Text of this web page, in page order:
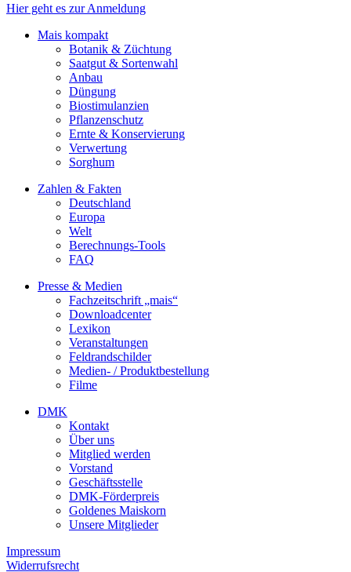
Hier geht es zur Anmeldung
Mais kompakt
Botanik & Züchtung
Saatgut & Sortenwahl
Anbau
Düngung
Biostimulanzien
Pflanzenschutz
Ernte & Konservierung
Verwertung
Sorghum
Zahlen & Fakten
Deutschland
Europa
Welt
Berechnungs-Tools
FAQ
Presse & Medien
Fachzeitschrift „mais“
Downloadcenter
Lexikon
Veranstaltungen
Feldrandschilder
Medien- / Produktbestellung
Filme
DMK
Kontakt
Über uns
Mitglied werden
Vorstand
Geschäftsstelle
DMK-Förderpreis
Goldenes Maiskorn
Unsere Mitglieder
Impressum
Widerrufsrecht